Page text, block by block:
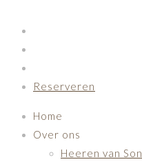
Reserveren
Home
Over ons
Heeren van